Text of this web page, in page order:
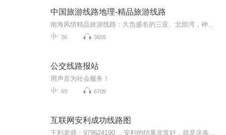
中国旅游线路地理-精品旅游线路
36 3655
公交线路报站
用声音为社会服务！
69 6709
互联网安利成功线路图